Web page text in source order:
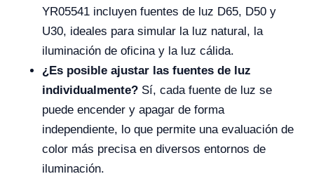
YR05541 incluyen fuentes de luz D65, D50 y
U30, ideales para simular la luz natural, la
iluminación de oficina y la luz cálida.
¿Es posible ajustar las fuentes de luz
individualmente? Sí, cada fuente de luz se
puede encender y apagar de forma
independiente, lo que permite una evaluación de
color más precisa en diversos entornos de
iluminación.